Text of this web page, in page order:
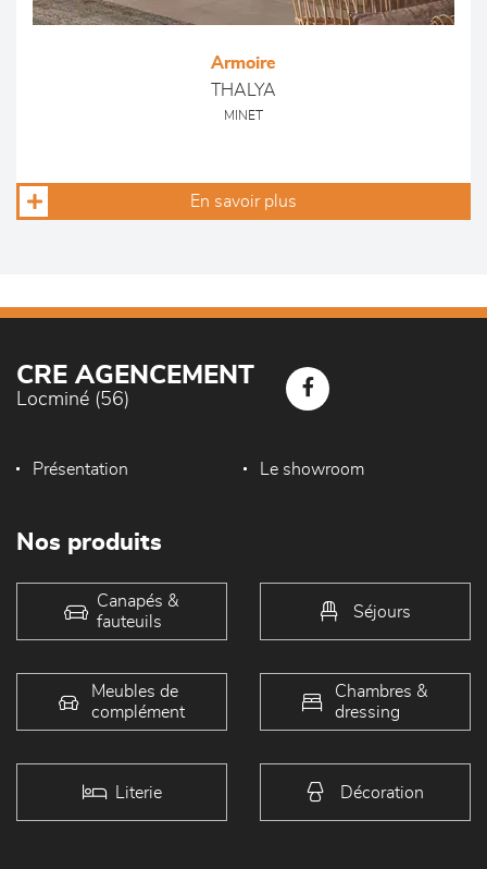
Armoire
THALYA
MINET
En savoir plus
CRE AGENCEMENT
Locminé (56)
Présentation Le showroom
Nos produits
Canapés &
fauteuils
Séjours
Meubles de
complément
Chambres &
dressing
Literie Décoration